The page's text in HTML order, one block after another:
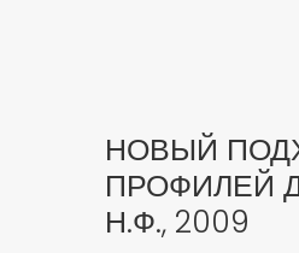
НОВЫЙ
ПРОФИЛЕЙ
Н.Ф., 2009